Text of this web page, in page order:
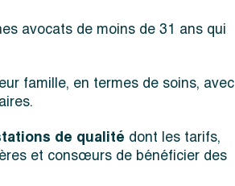
avocats de moins de 31 ans qui
famille, en termes de soins, avec
de qualité dont les tarifs,
et consœurs de bénéficier des